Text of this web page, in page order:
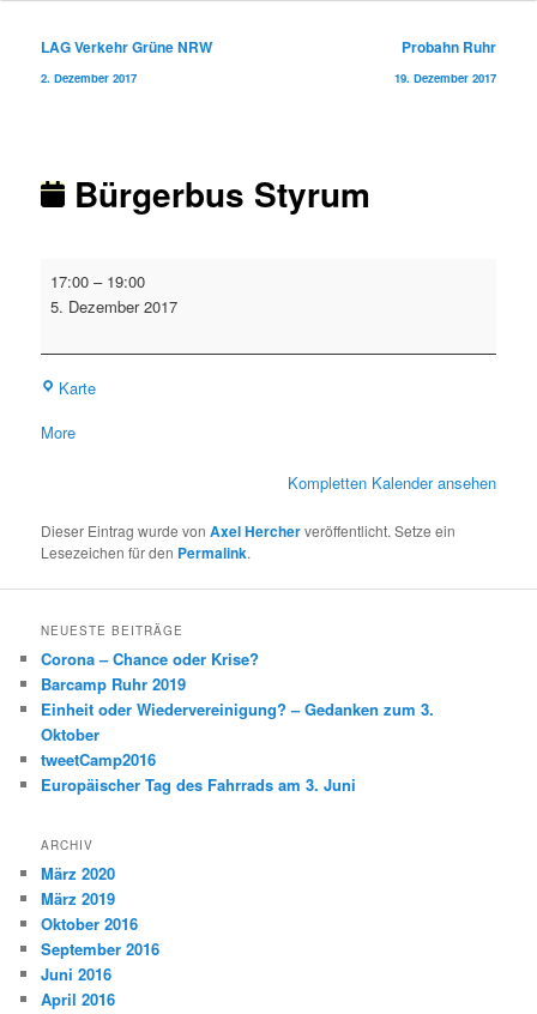
Beitragsnavigation
LAG Verkehr Grüne NRW
2. Dezember 2017
Probahn Ruhr
19. Dezember 2017
Bürgerbus Styrum
Styrum
17:00 – 19:00
5. Dezember 2017
KarteFeldmann
Moreabout
Kompletten Kalender ansehen
Dieser Eintrag wurde vonAxel Hercherveröffentlicht. Setze ein
Lesezeichen für den Permalink.
NEUESTE BEITRÄGE
Corona – Chance oder Krise?
Barcamp Ruhr 2019
Einheit oder Wiedervereinigung? – Gedanken zum 3.
Oktober
tweetCamp2016
Europäischer Tag des Fahrrads am 3. Juni
ARCHIV
März 2020
März 2019
Oktober 2016
September 2016
Juni 2016
April 2016